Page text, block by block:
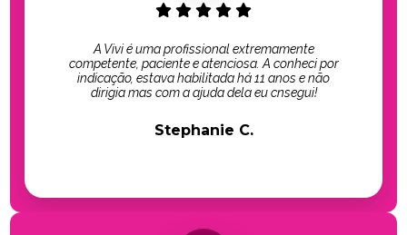
A Vivi é uma profissional extremamente
competente, paciente e atenciosa. A conheci por
indicação, estava habilitada há 11 anos e não
dirigia mas com a ajuda dela eu cnsegui!
Stephanie C.